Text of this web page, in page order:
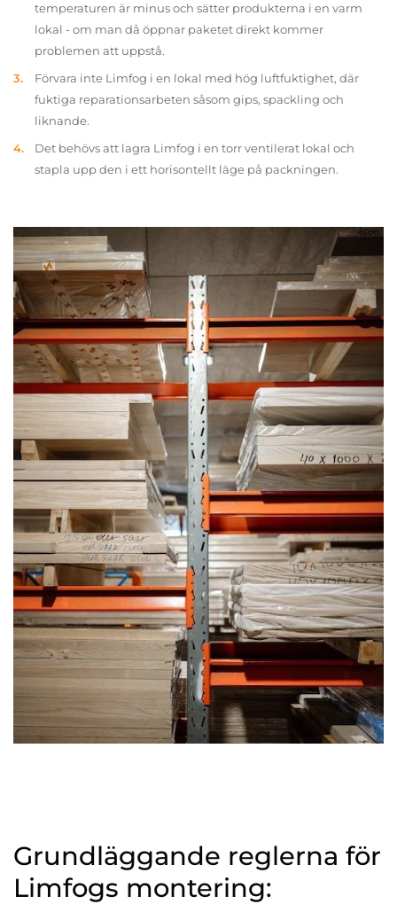
temperaturen är minus och sätter produkterna i en varm
lokal - om man då öppnar paketet direkt kommer
problemen att uppstå.
Förvara inte Limfog i en lokal med hög luftfuktighet, där
fuktiga reparationsarbeten såsom gips, spackling och
liknande.
Det behövs att lagra Limfog i en torr ventilerat lokal och
stapla upp den i ett horisontellt läge på packningen.
Grundläggande reglerna för
Limfogs montering: